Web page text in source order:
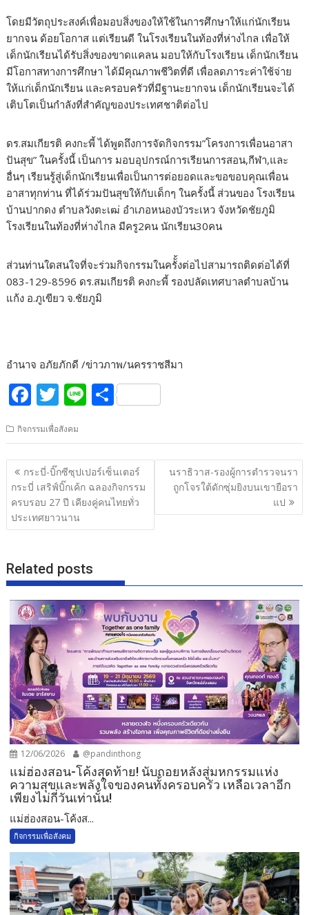
โดยมีวัตถุประสงค์เพื่อมอบสิ่งของให้ใช้ในการศึกษาให้แก่นักเรียน
ยากจน ด้อยโอกาส แต่เรียนดี ในโรงเรียนในท้องที่ห่างไกล เพื่อให้
เด็กนักเรียนได้รับสิ่งของขาดแคลน มอบให้กับโรงเรียน เด็กนักเรียน
มีโอกาสทางการศึกษา ได้มีคุณภาพชีวิตที่ดี เพื่อลดภาระค่าใช้จ่าย
ให้แก่เด็กนักเรียน และครอบครัวที่มีฐานะยากจน เด็กนักเรียนจะได้
เติบโตเป็นกำลังที่สำคัญของประเทศชาติต่อไป
ดร.สมเกียรติ คงกะพี้ ได้พูดถึงการจัดกิจกรรม”โครงการเพื่อนอาสา
ปันสุข” ในครั้งนี้ เป็นการ มอบอุปกรณ์การเรียนการสอน,กีฬา,และ
อื่นๆ เรียนรู้สู่เด็กนักเรียนเพื่อเป็นการต่อยอดและขอขอบคุณเพื่อน
อาสาทุกท่าน ที่ได้ร่วมปันสุขให้กับเด็กๆ ในครั้งนี้ ส่วนของ โรงเรียน
บ้านปากดง ตำบลวังตะเฒ่ อำเภอหนองบัวระเหว จังหวัดชัยภูมิ
โรงเรียนในท้องที่ห่างไกล มีครู2คน นักเรียน30คน
ส่วนท่านใดสนใจที่จะร่วมกิจกรรมในครัั้งต่อไปสามารถติดต่อได้ที่
083-129-8596 ดร.สมเกียรติ คงกะพี้ รองปลัดเทศบาลตำบลบ้าน
แก้ง อ.ภูเขียว จ.ชัยภูมิ
อำนาจ อภัยภักดี /ข่าวภาพ/นครราชสีมา
F
ac
e
b
o
o
k
T
itt
er
Li
e
S
ar
e
กิจกรรมเพื่อสังคม
แนะแนว
เรื่อง
กระบี่-บิ๊กซีซุปเปอร์เซ็นเตอร์
กระบี่ เสริฟ์บิ๊กเค้ก ฉลองกิจกรรม
ครบรอบ 27 ปี เคียงคู่คนไทยทั่ว
ประเทศยาวนาน
นราธิวาส-รองผู้การตำรวจนรา
ถูกโจรใต้ดักซุ่มยิงบนเขายือรา
แป
Related posts
12/06/2026 @pandinthong
แม่ฮ่องสอน-โค้งสุดท้าย! นับถอยหลังสู่มหกรรมแห่ง
ความสุขและพลังใจของคนทั้งครอบครัว เหลือเวลาอีก
เพียงไม่กี่วันเท่านั้น!
แม่ฮ่องสอน-โค้งส...
กิจกรรมเพื่อสังคม